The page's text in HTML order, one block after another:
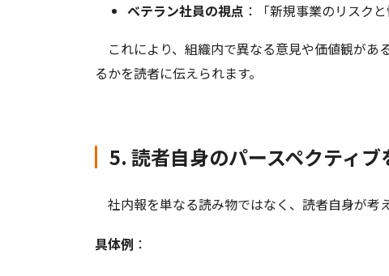
ベテラン社員の視点 ：「新規事業のリスク
これにより、組織内で異なる意見や価値観があ
るかを読者に伝えられます。
5. 読者自身のパースペクティ
社内報を単なる読み物ではなく、読者自身が考
具体例 ：